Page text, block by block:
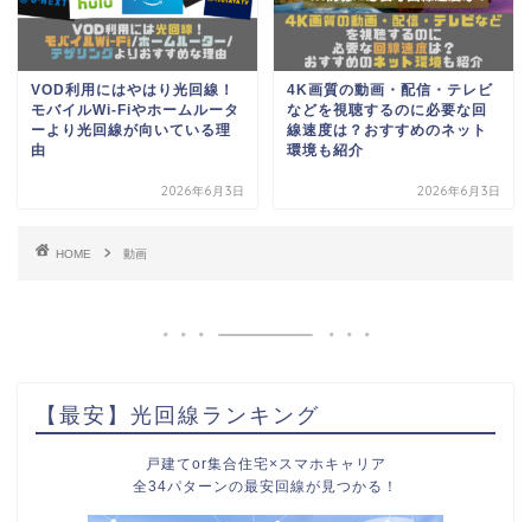
VOD利用にはやはり光回線！
モバイルWi-Fiやホームルータ
ーより光回線が向いている理
由
2026年6月3日
4K画質の動画・配信・テレビ
などを視聴するのに必要な回
線速度は？おすすめのネット
環境も紹介
2026年6月3日
HOME 動画
【最安】光回線ランキング
戸建てor集合住宅×スマホキャリア
全34パターンの最安回線が見つかる！